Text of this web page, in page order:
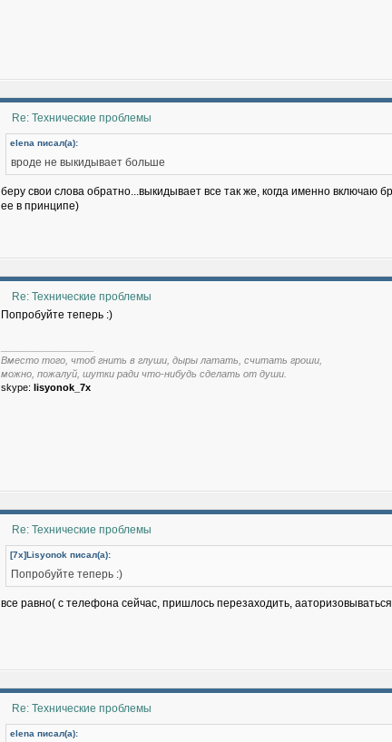
Re: Технические проблемы
elena писал(а):
вроде не выкидывает больше
беру свои слова обратно...выкидывает все так же, когда именно включаю
ее в принципе)
Re: Технические проблемы
Попробуйте теперь :)
Вместо того, чтоб гнить в глуши, дыры латать, считать гроши,
можно, пожалуй, шутки ради что-нибудь сделать от души.
skype: lisyonok_7x
Re: Технические проблемы
[7x]Lisyonok писал(а):
Попробуйте теперь :)
все равно( с телефона сейчас, пришлось перезаходить, ааторизовываться
Re: Технические проблемы
elena писал(а):